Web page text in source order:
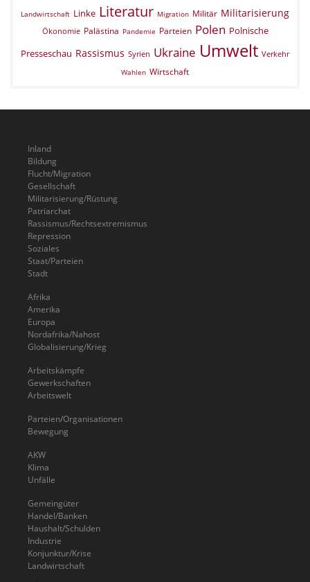
Landwirtschaft Linke Literatur Migration Militär Militarisierung
Ökonomie Palästina Pandemie Parteien Polen Polnische
Presseschau Rassismus Syrien Ukraine Umwelt Verkehr
Wahlen Wirtschaft
Inland
Bildung
Flucht/Migration
Gesellschaft
Militarisierung/Rüstung
Patriarchat
Rassismus/Rechtsextremismus
Repression
Soziales
Staat/Parteien
Stadt
Afrika
Amerika
Europa
Nordafrika/Nahost
Globalisierung/Krieg
Arbeitskämpfe
Gewerkschaften
Arbeitswelt
Parteien/Organisationen
Bewegung
AKW
Klima
Unfälle
Gemeingüter
Handel/Banken
Haushalt/Schulden
Industrie
Konjunktur/Krise
Landwirtschaft